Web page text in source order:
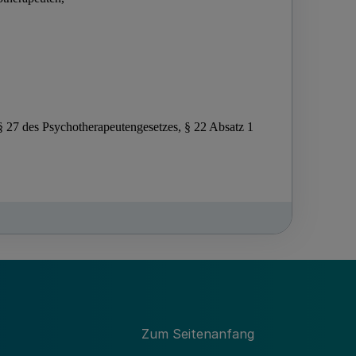
Zum Seitenanfang